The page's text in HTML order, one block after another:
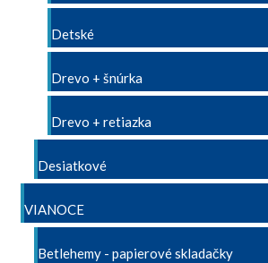
Detské
Drevo + šnúrka
Drevo + retiazka
Desiatkové
VIANOCE
Betlehemy - papierové skladačky